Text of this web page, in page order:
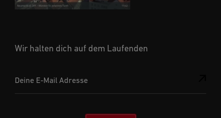
Wir halten dich auf dem Laufenden
Deine E-Mail Adresse